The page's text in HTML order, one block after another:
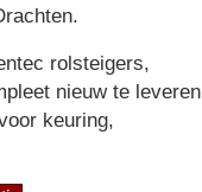
rolsteigers,
nieuw te leveren
keuring,